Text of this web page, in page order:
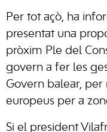
Per tot açò, ha
presentat una
pròxim Ple del
govern a fer les
Govern balear, per
europeus per a
Si el president